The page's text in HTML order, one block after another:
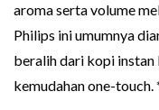
aroma serta volume
Philips ini umumnya
beralih dari kopi
kemudahan one-touch.